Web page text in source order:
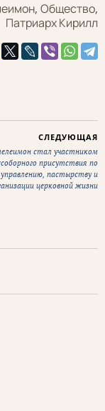
, Общество,
Патриарх Кирилл
СЛЕДУЮЩАЯ
стал участником
присутствия по
пастырству и
церковной жизни